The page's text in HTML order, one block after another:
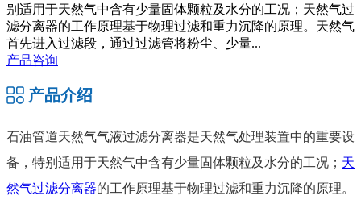
别适用于天然气中含有少量固体颗粒及水分的工况；天然气过
滤分离器的工作原理基于物理过滤和重力沉降的原理。天然气
首先进入过滤段，通过过滤管将粉尘、少量...
产品咨询
产品介绍
石油管道天然气气液过滤分离器是天然气处理装置中的重要设
备，特别适用于天然气中含有少量固体颗粒及水分的工况； 天
然气过滤分离器的工作原理基于物理过滤和重力沉降的原理。